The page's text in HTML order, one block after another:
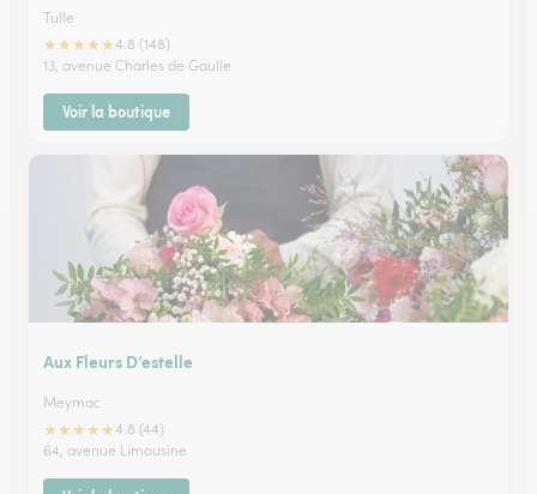
Tulle
★★★★★4.8 (148)
13, avenue Charles de Gaulle
Voir la boutique
Aux Fleurs D’estelle
Meymac
★★★★★4.8 (44)
64, avenue Limousine